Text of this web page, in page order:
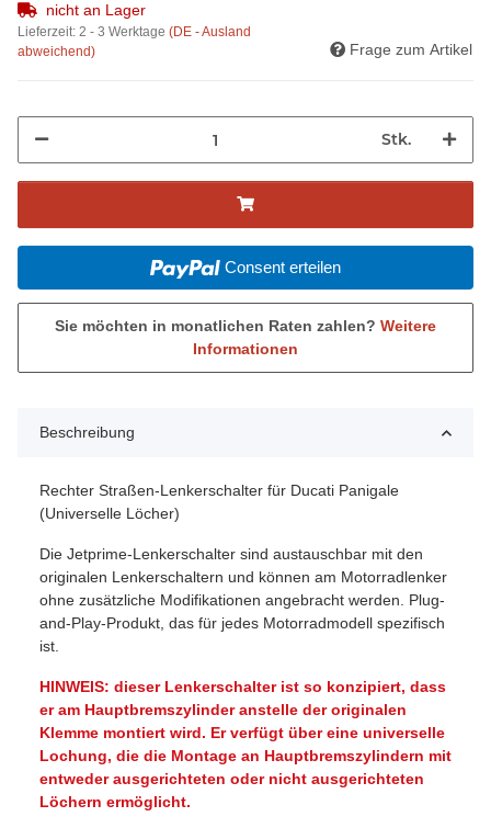
nicht an Lager
Lieferzeit: 2 - 3 Werktage (DE - Ausland
abweichend)
Frage zum Artikel
Stk.
Consent erteilen
Sie möchten in monatlichen Raten zahlen? Weitere
Informationen
Beschreibung
Rechter Straßen-Lenkerschalter für Ducati Panigale
(Universelle Löcher)
Die Jetprime-Lenkerschalter sind austauschbar mit den
originalen Lenkerschaltern und können am Motorradlenker
ohne zusätzliche Modifikationen angebracht werden. Plug-
and-Play-Produkt, das für jedes Motorradmodell spezifisch
ist.
HINWEIS: dieser Lenkerschalter ist so konzipiert, dass
er am Hauptbremszylinder anstelle der originalen
Klemme montiert wird. Er verfügt über eine universelle
Lochung, die die Montage an Hauptbremszylindern mit
entweder ausgerichteten oder nicht ausgerichteten
Löchern ermöglicht.